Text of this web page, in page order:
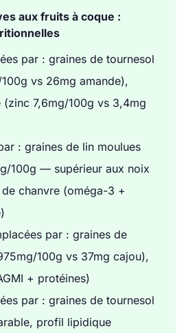
aux fruits à coque :
par : graines de tournesol
vs 26mg amande),
7,6mg/100g vs 3,4mg
: graines de lin moulues
100g — supérieur aux noix
chanvre (oméga-3 +
par : graines de
100g vs 37mg cajou),
+ protéines)
par : graines de tournesol
profil lipidique